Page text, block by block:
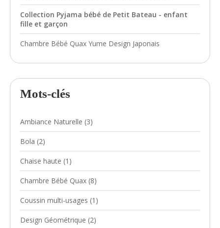
Collection Pyjama bébé de Petit Bateau - enfant
fille et garçon
Chambre Bébé Quax Yume Design Japonais
Mots-clés
Ambiance Naturelle (3)
Bola (2)
Chaise haute (1)
Chambre Bébé Quax (8)
Coussin multi-usages (1)
Design Géométrique (2)